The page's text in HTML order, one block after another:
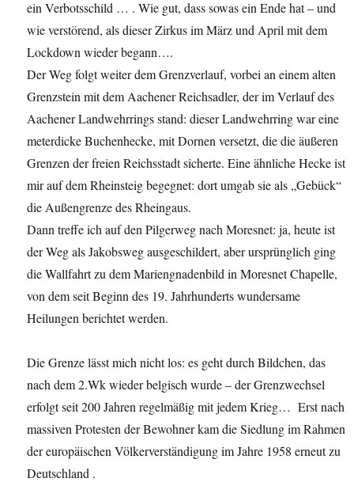
ein Verbotsschild … . Wie gut, dass sowas ein Ende hat – und
wie verstörend, als dieser Zirkus im März und April mit dem
Lockdown wieder begann….
Der Weg folgt weiter dem Grenzverlauf, vorbei an einem alten
Grenzstein mit dem Aachener Reichsadler, der im Verlauf des
Aachener Landwehrrings stand: dieser Landwehrring war eine
meterdicke Buchenhecke, mit Dornen versetzt, die die äußeren
Grenzen der freien Reichsstadt sicherte. Eine ähnliche Hecke ist
mir auf dem Rheinsteig begegnet: dort umgab sie als „Gebück“
die Außengrenze des Rheingaus.
Dann treffe ich auf den Pilgerweg nach Moresnet: ja, heute ist
der Weg als Jakobsweg ausgeschildert, aber ursprünglich ging
die Wallfahrt zu dem Mariengnadenbild in Moresnet Chapelle,
von dem seit Beginn des 19. Jahrhunderts wundersame
Heilungen berichtet werden.
Die Grenze lässt mich nicht los: es geht durch Bildchen, das
nach dem 2.Wk wieder belgisch wurde – der Grenzwechsel
erfolgt seit 200 Jahren regelmäßig mit jedem Krieg… Erst nach
massiven Protesten der Bewohner kam die Siedlung im Rahmen
der europäischen Völkerverständigung im Jahre 1958 erneut zu
Deutschland .